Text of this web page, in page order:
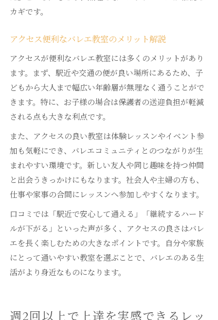
カギです。
アクセス便利なバレエ教室のメリット解説
アクセスが便利なバレエ教室には多くのメリットがあり
ます。まず、駅近や交通の便が良い場所にあるため、子
どもから大人まで幅広い年齢層が無理なく通うことがで
きます。特に、お子様の場合は保護者の送迎負担が軽減
される点も大きな利点です。
また、アクセスの良い教室は体験レッスンやイベント参
加も気軽にでき、バレエコミュニティとのつながりが生
まれやすい環境です。新しい友人や同じ趣味を持つ仲間
と出会うきっかけにもなります。社会人や主婦の方も、
仕事や家事の合間にレッスンへ参加しやすくなります。
口コミでは「駅近で安心して通える」「継続するハード
ルが下がる」といった声が多く、アクセスの良さはバレ
エを長く楽しむための大きなポイントです。自分や家族
にとって通いやすい教室を選ぶことで、バレエのある生
活がより身近なものになります。